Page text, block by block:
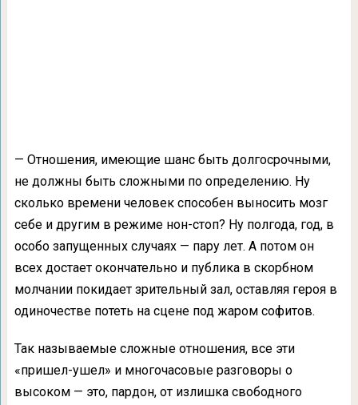
— Отношения, имеющие шанс быть долгосрочными,
не должны быть сложными по определению. Ну
сколько времени человек способен выносить мозг
себе и другим в режиме нон-стоп? Ну полгода, год, в
особо запущенных случаях — пару лет. А потом он
всех достает окончательно и публика в скорбном
молчании покидает зрительный зал, оставляя героя в
одиночестве потеть на сцене под жаром софитов.
Так называемые сложные отношения, все эти
«пришел-ушел» и многочасовые разговоры о
высоком — это, пардон, от излишка свободного